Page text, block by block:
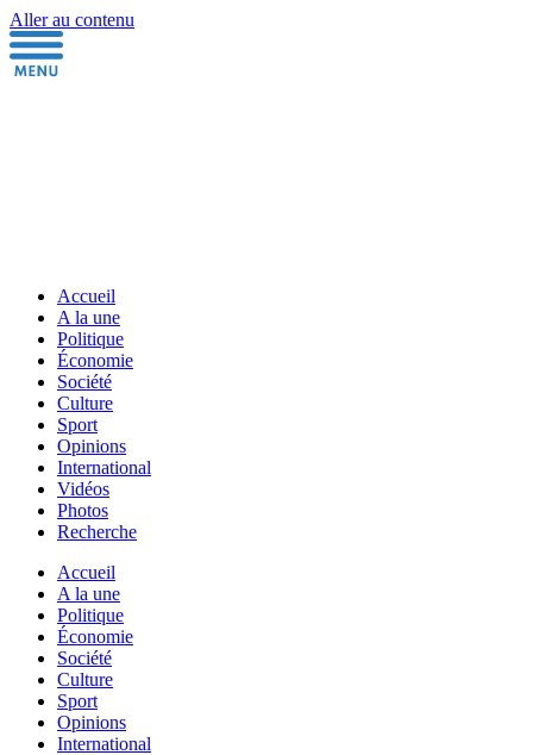
Aller au contenu
Accueil
A la une
Politique
Économie
Société
Culture
Sport
Opinions
International
Vidéos
Photos
Recherche
Accueil
A la une
Politique
Économie
Société
Culture
Sport
Opinions
International